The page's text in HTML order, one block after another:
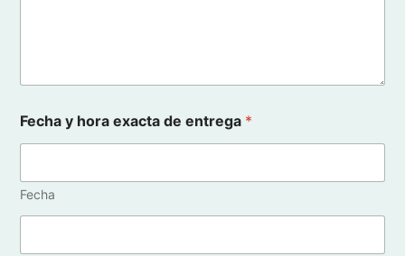
Fecha y hora exacta de entrega *
Fecha